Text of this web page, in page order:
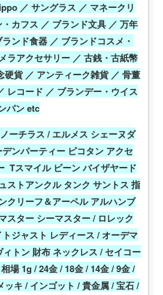
／ サングラス ／ マネークリ
カフス ／ ブランド文具 ／ 万年
ンド食器 ／ ブランドコスメ・
ラアクセサリー ／ 古銭・古紙幣
硬貨 ／ アンティーク雑貨 ／ 骨董
レコード ／ ブランデー・ウイス
パン etc
ーチラス / エルメス シェーヌダ
ンパーティー ピコタン アクセ
Tスマイル ビーン バイザヤード
ストアンクル タンク サントス 指
クリーフ＆アーペル アルハンブ
スター シーマスター / ロレック
ジャスト レディース / オーデマ
トン 財布 ネックレス / セイコー
場 1g / 24金 / 18金 / 14金 / 9金 /
ッキ / インゴット / 貴金属 / 宝石 /